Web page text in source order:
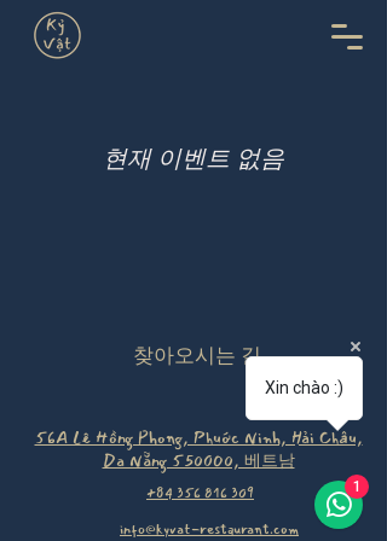
현재 이벤트 없음
찾아오시는 길
56A Lê Hồng Phong, Phuớc Ninh, Hải Châu,
Da Nẵng 550000, 베트남
+84 356 816 309
info@kyvat-restaurant.com
Xin chào :)
1